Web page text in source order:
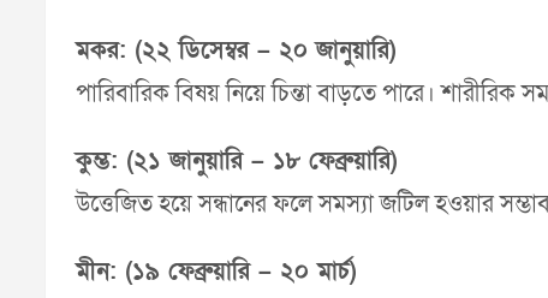
মকর: (২২ ডিসেম্বর – ২০ জানুয়ারি)
পারিবারিক বিষয় নিয়ে চিন্তা বাড়তে পারে। শারীরিক
কুম্ভ: (২১ জানুয়ারি – ১৮ ফেব্রুয়ারি)
উত্তেজিত হয়ে সন্ধানের ফলে সমস্যা জটিল হওয়ার
মীন: (১৯ ফেব্রুয়ারি – ২০ মার্চ)